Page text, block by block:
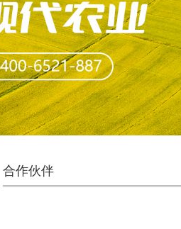
合作伙伴